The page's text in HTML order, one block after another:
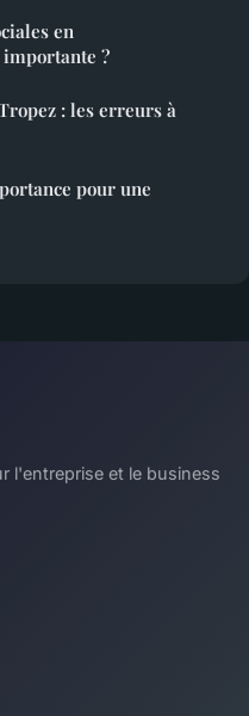
en
?
: les erreurs à
pour une
l'entreprise et le business